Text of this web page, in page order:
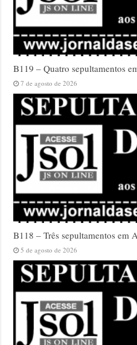
B119 – Quatro sepultamentos
7 de agosto de 2026
B118 – Três sepultamentos em
5 de agosto de 2026